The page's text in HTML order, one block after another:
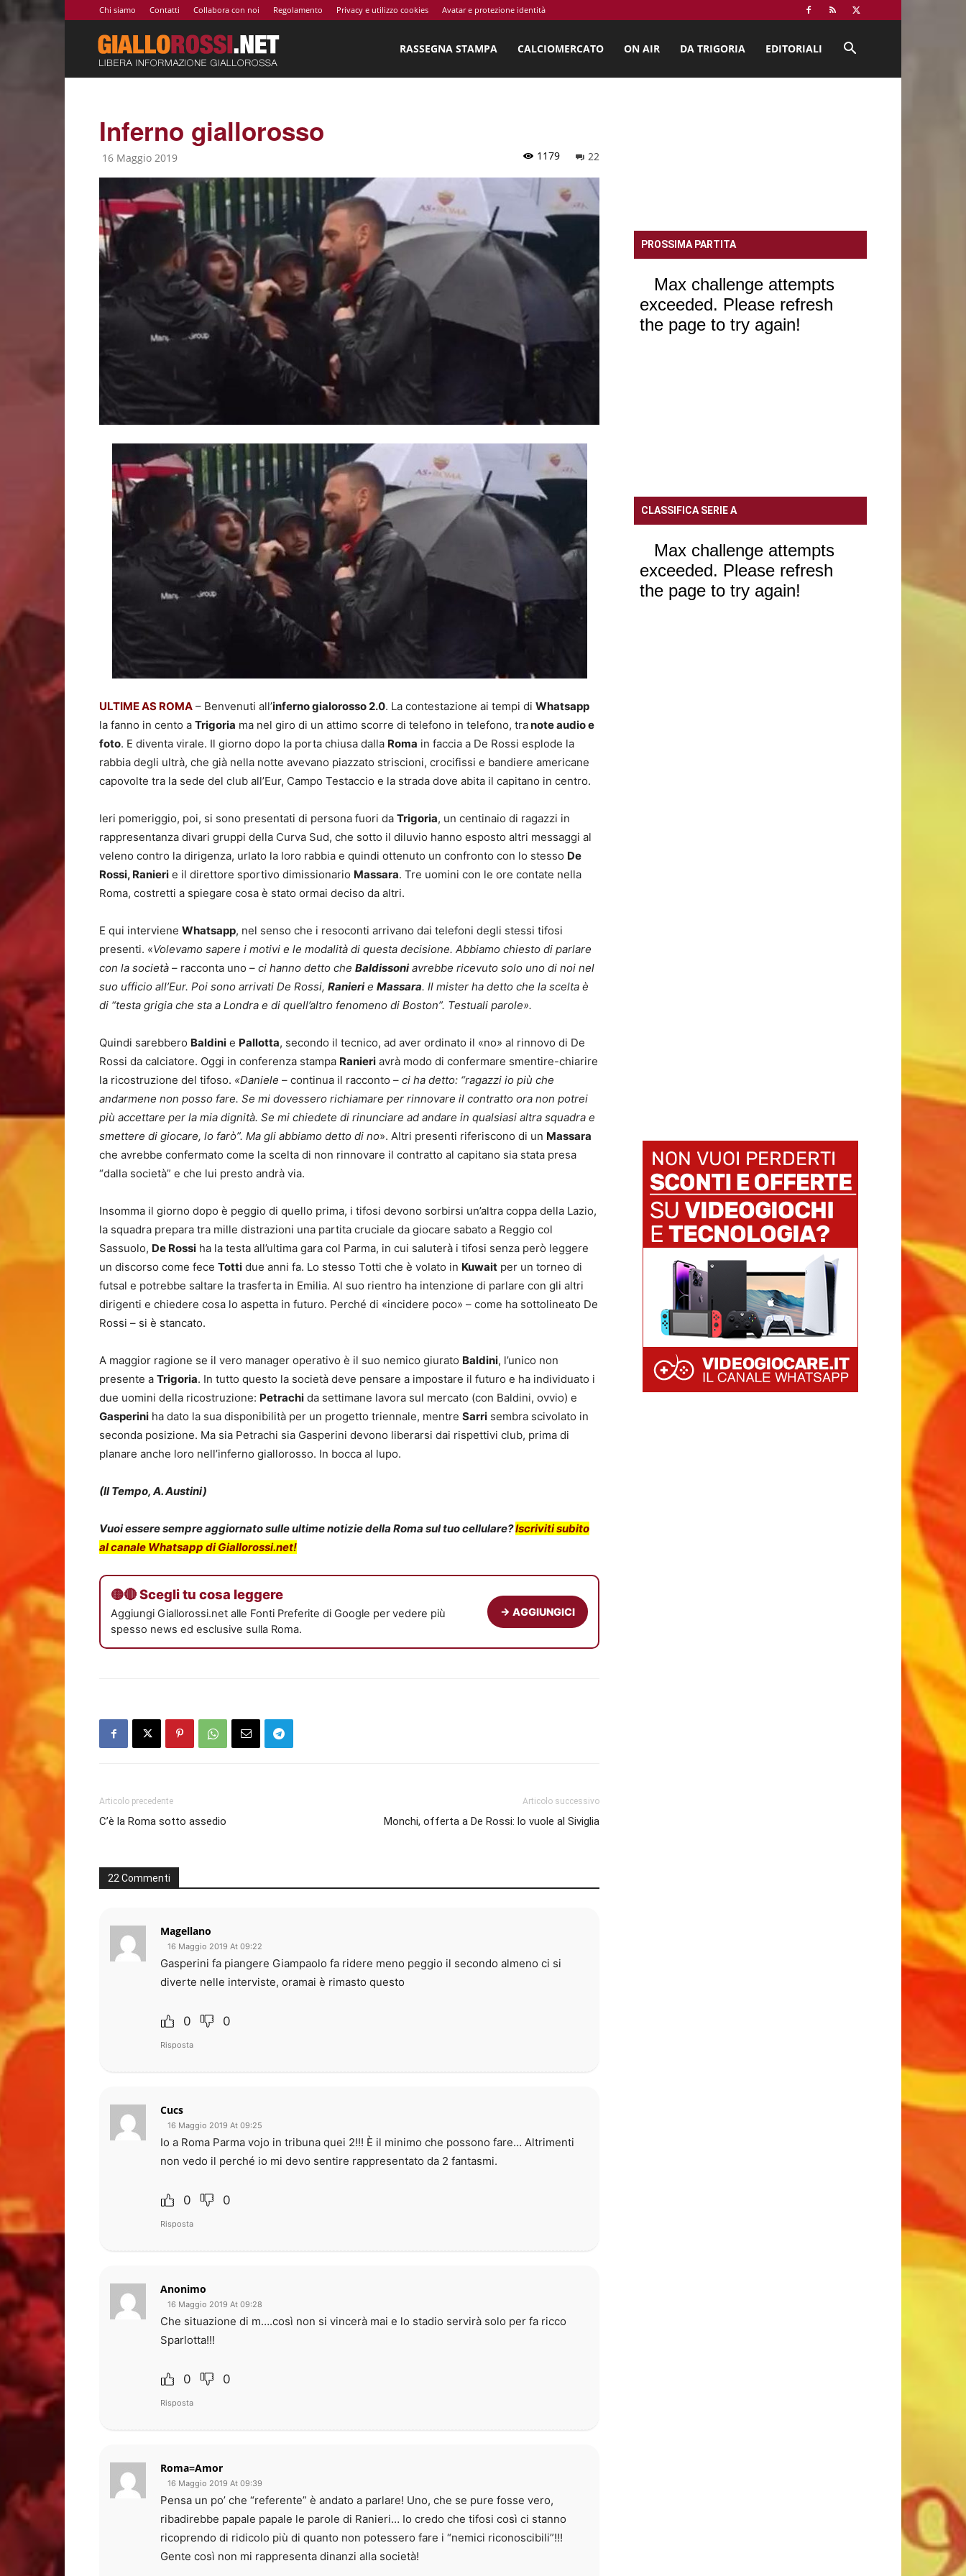
Chi siamo Contatti Collabora con noi Regolamento Privacy e utilizzo cookies Avatar e protezione identità
AS
Roma,
Calciomercato
Esclusive
RASSEGNA STAMPA CALCIOMERCATO ON AIR DA TRIGORIA EDITORIALI
Inferno giallorosso
16 Maggio 2019 22
1179
ULTIME AS ROMA – Benvenuti all’inferno gialorosso 2.0. La contestazione ai tempi di Whatsapp
la fanno in cento a Trigoria ma nel giro di un attimo scorre di telefono in telefono, tranote audio e
foto. E diventa virale. Il giorno dopo la porta chiusa dalla Roma in faccia a De Rossi esplode la
rabbia degli ultrà, che già nella notte avevano piazzato striscioni, crocifissi e bandiere americane
capovolte tra la sede del club all’Eur, Campo Testaccio e la strada dove abita il capitano in centro.
Ieri pomeriggio, poi, si sono presentati di persona fuori da Trigoria, un centinaio di ragazzi in
rappresentanza divari gruppi della Curva Sud, che sotto il diluvio hanno esposto altri messaggi al
veleno contro la dirigenza, urlato la loro rabbia e quindi ottenuto un confronto con lo stesso De
Rossi, Ranieri e il direttore sportivo dimissionario Massara. Tre uomini con le ore contate nella
Roma, costretti a spiegare cosa è stato ormai deciso da altri.
E qui interviene Whatsapp, nel senso che i resoconti arrivano dai telefoni degli stessi tifosi
presenti. «Volevamo sapere i motivi e le modalità di questa decisione. Abbiamo chiesto di parlare
con la società – racconta uno – ci hanno detto che Baldissoniavrebbe ricevuto solo uno di noi nel
suo ufficio all’Eur. Poi sono arrivati De Rossi, Ranierie Massara. Il mister ha detto che la scelta è
di “testa grigia che sta a Londra e di quell’altro fenomeno di Boston”. Testuali parole».
Quindi sarebbero Baldini e Pallotta, secondo il tecnico, ad aver ordinato il «no» al rinnovo di De
Rossi da calciatore. Oggi in conferenza stampa Ranieri avrà modo di confermare smentire-chiarire
la ricostruzione del tifoso. «Daniele – continua il racconto – ci ha detto: “ragazzi io più che
andarmene non posso fare. Se mi dovessero richiamare per rinnovare il contratto ora non potrei
più accettare per la mia dignità. Se mi chiedete di rinunciare ad andare in qualsiasi altra squadra e
smettere di giocare, lo farò”. Ma gli abbiamo detto di no». Altri presenti riferiscono di un Massara
che avrebbe confermato come la scelta di non rinnovare il contratto al capitano sia stata presa
“dalla società” e che lui presto andrà via.
Insomma il giorno dopo è peggio di quello prima, i tifosi devono sorbirsi un’altra coppa della Lazio,
la squadra prepara tra mille distrazioni una partita cruciale da giocare sabato a Reggio col
Sassuolo, De Rossi ha la testa all’ultima gara col Parma, in cui saluterà i tifosi senza però leggere
un discorso come fece Totti due anni fa. Lo stesso Totti che è volato in Kuwait per un torneo di
futsal e potrebbe saltare la trasferta in Emilia. Al suo rientro ha intenzione di parlare con gli altri
dirigenti e chiedere cosa lo aspetta in futuro. Perché di «incidere poco» – come ha sottolineato De
Rossi – si è stancato.
A maggior ragione se il vero manager operativo è il suo nemico giurato Baldini, l’unico non
presente a Trigoria. In tutto questo la società deve pensare a impostare il futuro e ha individuato i
due uomini della ricostruzione: Petrachi da settimane lavora sul mercato (con Baldini, ovvio) e
Gasperini ha dato la sua disponibilità per un progetto triennale, mentre Sarri sembra scivolato in
seconda posizione. Ma sia Petrachi sia Gasperini devono liberarsi dai rispettivi club, prima di
planare anche loro nell’inferno giallorosso. In bocca al lupo.
(Il Tempo, A. Austini)
Vuoi essere sempre aggiornato sulle ultime notizie della Roma sul tuo cellulare?Iscriviti subito
al canale Whatsapp di Giallorossi.net!
🟡🔴 Scegli tu cosa leggere
Aggiungi Giallorossi.net alle Fonti Preferite di Google per vedere più
spesso news ed esclusive sulla Roma.
→ AGGIUNGICI
Articolo precedente
C’è la Roma sotto assedio
Articolo successivo
Monchi, offerta a De Rossi: lo vuole al Siviglia
22 Commenti
Magellano
16 Maggio 2019 At 09:22
Gasperini fa piangere Giampaolo fa ridere meno peggio il secondo almeno ci si
diverte nelle interviste, oramai è rimasto questo
0 0
Risposta
Cucs
16 Maggio 2019 At 09:25
Io a Roma Parma vojo in tribuna quei 2!!! È il minimo che possono fare… Altrimenti
non vedo il perché io mi devo sentire rappresentato da 2 fantasmi.
0 0
Risposta
Anonimo
16 Maggio 2019 At 09:28
Che situazione di m….così non si vincerà mai e lo stadio servirà solo per fa ricco
Sparlotta!!!
0 0
Risposta
Roma=Amor
16 Maggio 2019 At 09:39
Pensa un po’ che “referente” è andato a parlare! Uno, che se pure fosse vero,
ribadirebbe papale papale le parole di Ranieri… Io credo che tifosi così ci stanno
ricoprendo di ridicolo più di quanto non potessero fare i “nemici riconoscibili”!!!
Gente così non mi rappresenta dinanzi alla società!
PROSSIMA PARTITA
CLASSIFICA SERIE A